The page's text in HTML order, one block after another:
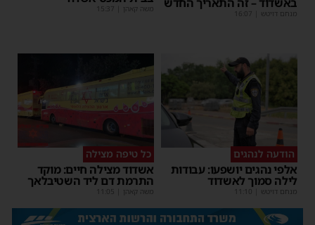
מנחם דויטש |
16:07 משה קאהן |
15:37
הודעה לנהגים
אלפי נהגים יושפעו: עבודות
לילה סמוך לאשדוד
מנחם דויטש |
11:10
כל טיפה מצילה
אשדוד מצילה חיים: מוקד
התרמת דם ליד השטיבלאך
משה קאהן |
11:05